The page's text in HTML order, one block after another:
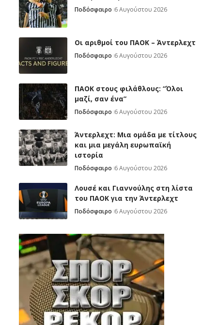
Ποδόσφαιρο 6 Αυγούστου 2026
Oι αριθμοί του ΠΑΟΚ – Άντερλεχτ
Ποδόσφαιρο 6 Αυγούστου 2026
ΠΑΟΚ στους φιλάθλους: “Όλοι
μαζί, σαν ένα”
Ποδόσφαιρο 6 Αυγούστου 2026
Άντερλεχτ: Mια ομάδα με τίτλους
και μια μεγάλη ευρωπαϊκή
ιστορία
Ποδόσφαιρο 6 Αυγούστου 2026
Λουσέ και Γιαννούλης στη λίστα
του ΠΑΟΚ για την Άντερλεχτ
Ποδόσφαιρο 6 Αυγούστου 2026